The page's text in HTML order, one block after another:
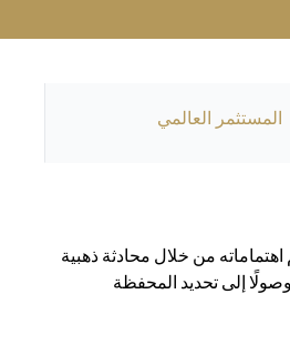
المستثمر العالمي
من خلال محادثة ذهبية
إلى تحديد المحفظة